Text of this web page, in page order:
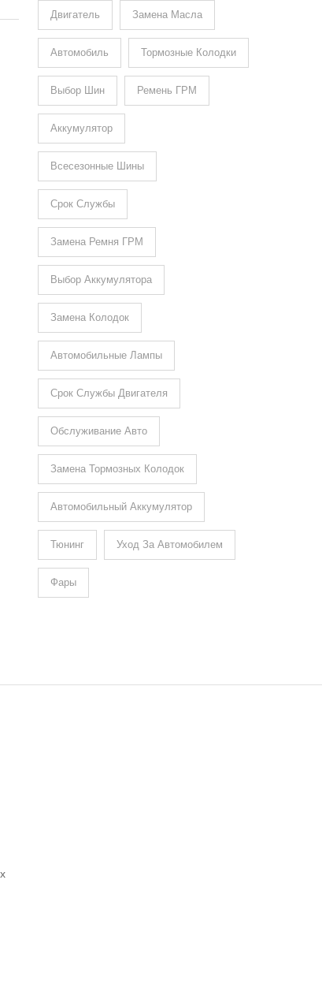
Двигатель Замена Масла
Автомобиль Тормозные Колодки
Выбор Шин Ремень ГРМ
Аккумулятор
Всесезонные Шины
Срок Службы
Замена Ремня ГРМ
Выбор Аккумулятора
Замена Колодок
Автомобильные Лампы
Срок Службы Двигателя
Обслуживание Авто
Замена Тормозных Колодок
Автомобильный Аккумулятор
Тюнинг Уход За Автомобилем
Фары